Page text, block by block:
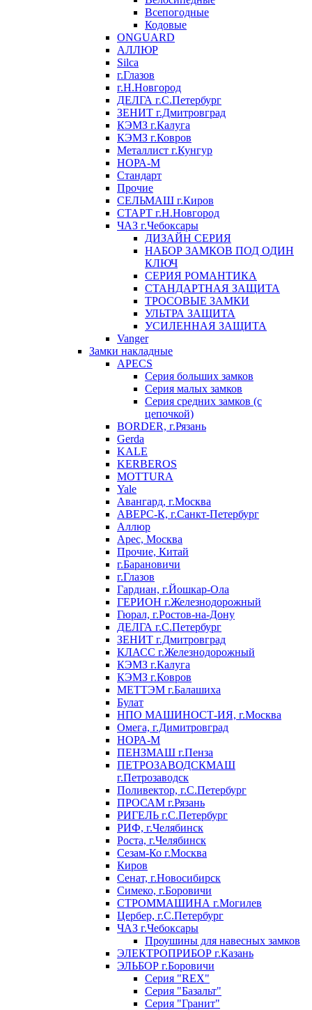
Всепогодные
Кодовые
ONGUARD
АЛЛЮР
Silca
г.Глазов
г.Н.Новгород
ДЕЛГА г.С.Петербург
ЗЕНИТ г.Дмитровград
КЭМЗ г.Калуга
КЭМЗ г.Ковров
Металлист г.Кунгур
НОРА-М
Стандарт
Прочие
СЕЛЬМАШ г.Киров
СТАРТ г.Н.Новгород
ЧАЗ г.Чебоксары
ДИЗАЙН СЕРИЯ
НАБОР ЗАМКОВ ПОД ОДИН
КЛЮЧ
СЕРИЯ РОМАНТИКА
СТАНДАРТНАЯ ЗАЩИТА
ТРОСОВЫЕ ЗАМКИ
УЛЬТРА ЗАЩИТА
УСИЛЕННАЯ ЗАЩИТА
Vanger
Замки накладные
APECS
Серия больших замков
Серия малых замков
Серия средних замков (с
цепочкой)
BORDER, г.Рязань
Gerda
KALE
KERBEROS
MOTTURA
Yale
Авангард, г.Москва
АВЕРС-К, г.Санкт-Петербург
Аллюр
Арес, Москва
Прочие, Китай
г.Барановичи
г.Глазов
Гардиан, г.Йошкар-Ола
ГЕРИОН г.Железнодорожный
Гюрал, г.Ростов-на-Дону
ДЕЛГА г.С.Петербург
ЗЕНИТ г.Дмитровград
КЛАСС г.Железнодорожный
КЭМЗ г.Калуга
КЭМЗ г.Ковров
МЕТТЭМ г.Балашиха
Булат
НПО МАШИНОСТ-ИЯ, г.Москва
Омега, г.Димитровград
НОРА-М
ПЕНЗМАШ г.Пенза
ПЕТРОЗАВОДСКМАШ
г.Петрозаводск
Поливектор, г.С.Петербург
ПРОСАМ г.Рязань
РИГЕЛЬ г.С.Петербург
РИФ, г.Челябинск
Роста, г.Челябинск
Сезам-Ко г.Москва
Киров
Сенат, г.Новосибирск
Симеко, г.Боровичи
СТРОММАШИНА г.Могилев
Цербер, г.С.Петербург
ЧАЗ г.Чебоксары
Проушины для навесных замков
ЭЛЕКТРОПРИБОР г.Казань
ЭЛЬБОР г.Боровичи
Серия "REX"
Серия "Базальт"
Серия "Гранит"